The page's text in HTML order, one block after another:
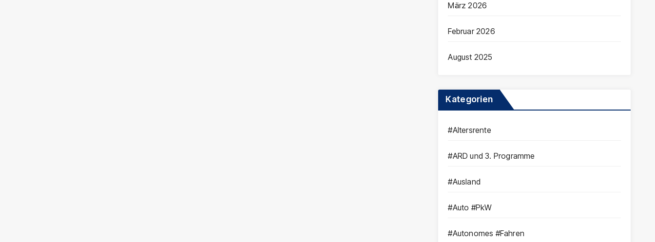
März 2026
Februar 2026
August 2025
Kategorien
#Altersrente
#ARD und 3. Programme
#Ausland
#Auto #PkW
#Autonomes #Fahren